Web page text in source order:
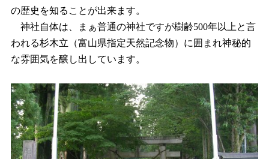
の歴史を知ることが出来ます。
神社自体は、まぁ普通の神社ですが樹齢500年以上と言
われる杉木立（富山県指定天然記念物）に囲まれ神秘的
な雰囲気を醸し出しています。